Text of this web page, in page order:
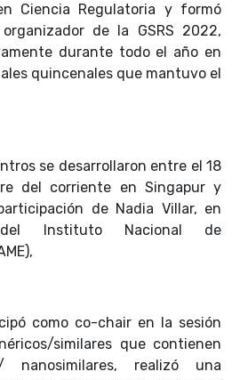
Ciencia Regulatoria y formó
de la GSRS 2022,
durante todo el año en
quincenales que mantuvo el
se desarrollaron entre el 18
del corriente en Singapur y
de Nadia Villar, en
del Instituto Nacional de
como co-chair en la sesión
similares que contienen
nanosimilares, realizó una